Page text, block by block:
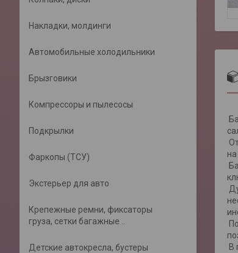
В
Накладки, молдинги
Автомобильные холодильники
Брызговики
Компрессоры и пылесосы
Подкрылки
Фаркопы (ТСУ)
Экстерьер для авто
Крепежные ремни, фиксаторы
груза, сетки багажные ..
Детские автокресла, бустеры